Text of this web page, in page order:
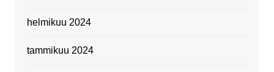
helmikuu 2024
tammikuu 2024